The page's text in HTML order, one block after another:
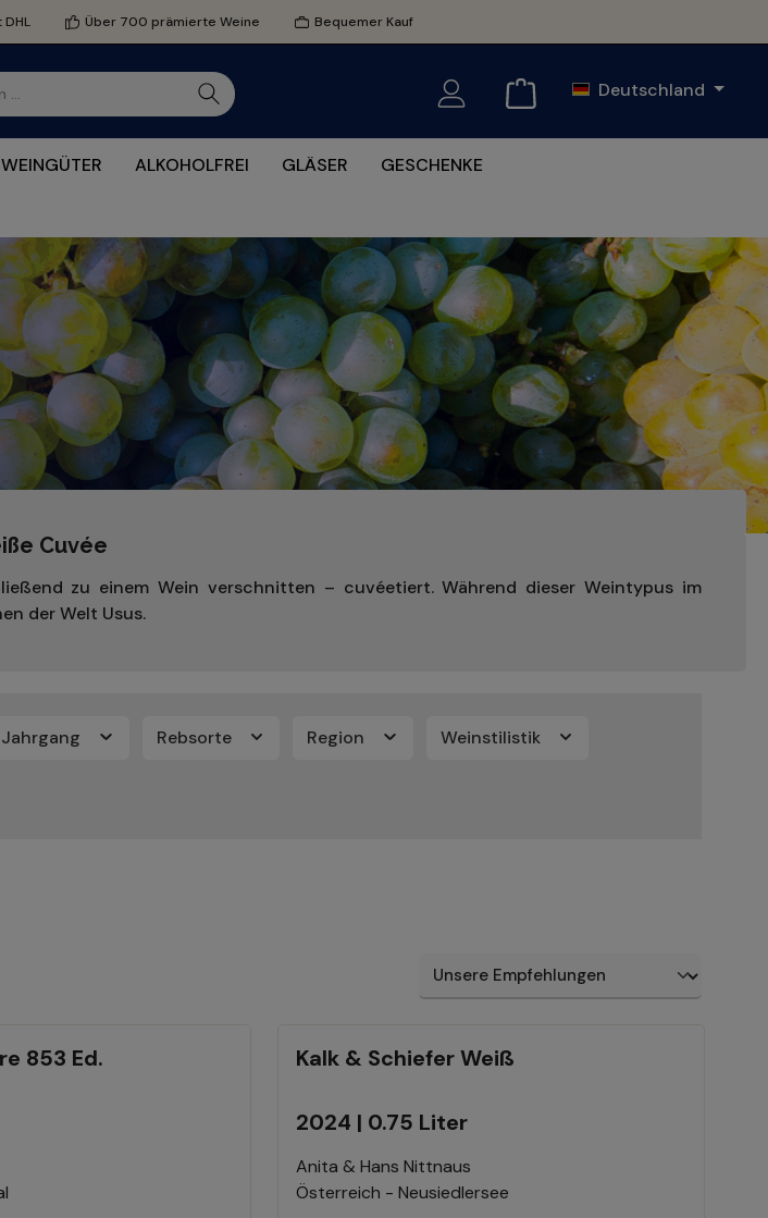
Über 700 prämierte Weine Bequemer Kauf
Deutschland
WEINGÜTER ALKOHOLFREI GLÄSER GESCHENKE
Cuvée
zu einem Wein verschnitten – cuvéetiert. Während dieser Weintypus im
der Welt Usus.
Jahrgang Rebsorte Region Weinstilistik
Tradition 3 Jahre 853 Ed. Kalk & Schiefer Weiß
2024 | 0.75 Liter
Anita & Hans Nittnaus
Österreich - Neusiedlersee